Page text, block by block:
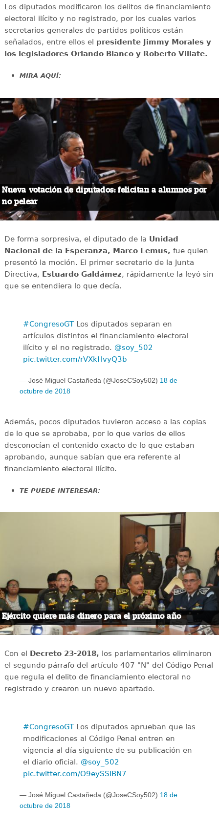
Los diputados modificaron los delitos de financiamiento
electoral ilícito y no registrado, por los cuales varios
secretarios generales de partidos políticos están
señalados, entre ellos el presidente Jimmy Morales y
los legisladores Orlando Blanco y Roberto Villate.
MIRA AQUÍ:
Nueva votación de diputados: felicitan a alumnos por
no pelear
De forma sorpresiva, el diputado de la Unidad
Nacional de la Esperanza, Marco Lemus, fue quien
presentó la moción. El primer secretario de la Junta
Directiva, Estuardo Galdámez, rápidamente la leyó sin
que se entendiera lo que decía.
#CongresoGTLos diputados separan en
artículos distintos el financiamiento electoral
ilícito y el no registrado. @soy_502
pic.twitter.com/rVXkHvyQ3b
— José Miguel Castañeda (@JoseCSoy502) 18 de
octubre de 2018
Además, pocos diputados tuvieron acceso a las copias
de lo que se aprobaba, por lo que varios de ellos
desconocían el contenido exacto de lo que estaban
aprobando, aunque sabían que era referente al
financiamiento electoral ilícito.
TE PUEDE INTERESAR:
Ejército quiere más dinero para el próximo año
Con el Decreto 23-2018, los parlamentarios eliminaron
el segundo párrafo del artículo 407 "N" del Código Penal
que regula el delito de financiamiento electoral no
registrado y crearon un nuevo apartado.
#CongresoGTLos diputados aprueban que las
modificaciones al Código Penal entren en
vigencia al día siguiente de su publicación en
el diario oficial. @soy_502
pic.twitter.com/O9eySSIBN7
— José Miguel Castañeda (@JoseCSoy502) 18 de
octubre de 2018